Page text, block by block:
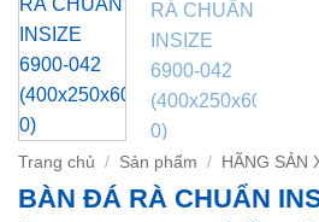
Trang chủ / Sản phẩm / HÃNG SẢN
BÀN ĐÁ RÀ CHUẨN